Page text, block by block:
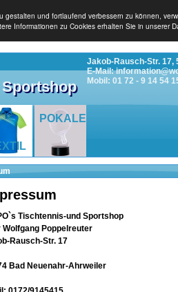
gestalten und fortlaufend verbessern zu können,
Informationen zu Cookies erhalten Sie in unserer
Jakob-Rausch-Str. 17,
E-Mail:
Mobil: 01 72 - 9 14 54
POKALE
Tischtennis-und Sportshop
Wolfgang Poppelreuter
Rausch-Str. 17
Bad Neuenahr-Ahrweiler